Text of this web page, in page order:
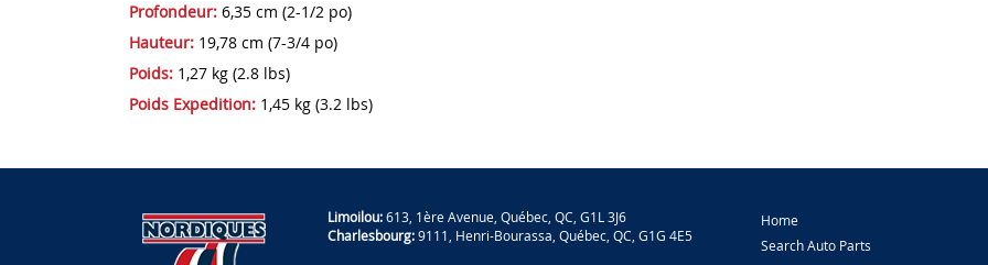
Profondeur: 6,35 cm (2-1/2 po)
Hauteur: 19,78 cm (7-3/4 po)
Poids: 1,27 kg (2.8 lbs)
Poids Expedition: 1,45 kg (3.2 lbs)
Limoilou:613, 1ère Avenue, Québec, QC, G1L 3J6
Charlesbourg:9111, Henri-Bourassa, Québec, QC, G1G 4E5
Home
Search Auto Parts